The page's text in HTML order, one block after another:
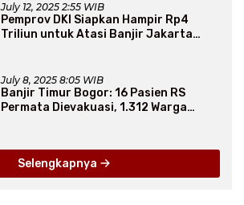
July 12, 2025 2:55 WIB
Pemprov DKI Siapkan Hampir Rp4
Triliun untuk Atasi Banjir Jakarta
July 8, 2025 8:05 WIB
Banjir Timur Bogor: 16 Pasien RS
Permata Dievakuasi, 1.312 Warga
Selengkapnya